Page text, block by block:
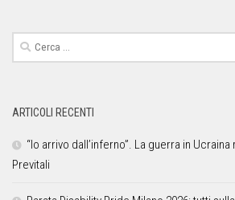
ARTICOLI RECENTI
“Io arrivo dall’inferno”. La guerra in
Previtali